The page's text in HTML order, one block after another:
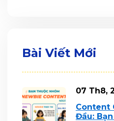
Bài Viết Mới
07 Th8,
Content
Đầu: